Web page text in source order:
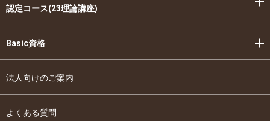
認定コース(23理論講座)
Basic資格
法人向けのご案内
よくある質問